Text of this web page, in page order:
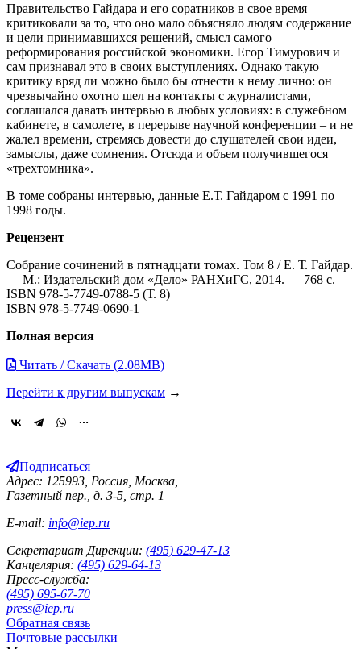
Правительство Гайдара и его соратников в свое время
критиковали за то, что оно мало объясняло людям содержание
и цели принимавшихся решений, смысл самого
реформирования российской экономики. Егор Тимурович и
сам признавал это в своих выступлениях. Однако такую
критику вряд ли можно было бы отнести к нему лично: он
чрезвычайно охотно шел на контакты с журналистами,
соглашался давать интервью в любых условиях: в служебном
кабинете, в самолете, в перерыве научной конференции – и не
жалел времени, стремясь довести до слушателей свои идеи,
замыслы, даже сомнения. Отсюда и объем получившегося
«трехтомника».
В томе собраны интервью, данные Е.Т. Гайдаром с 1991 по
1998 годы.
Рецензент
Собрание сочинений в пятнадцати томах. Том 8 / Е. Т. Гайдар.
— М.: Издательский дом «Дело» РАНХиГС, 2014. — 768 c.
ISBN 978-5-7749-0788-5 (Т. 8)
ISBN 978-5-7749-0690-1
Полная версия
Читать / Скачать (2.08MB)
Перейти к другим выпускам →
Подписаться
Адрес: 125993, Россия, Москва,
Газетный пер., д. 3-5, стр. 1
E-mail: info@iep.ru
Секретариат Дирекции: (495) 629-47-13
Канцелярия: (495) 629-64-13
Пресс-служба:
(495) 695-67-70
press@iep.ru
Обратная связь
Почтовые рассылки